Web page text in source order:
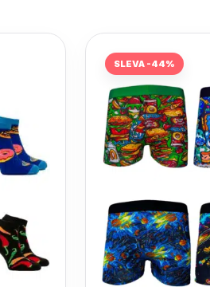
SLEVA -44%